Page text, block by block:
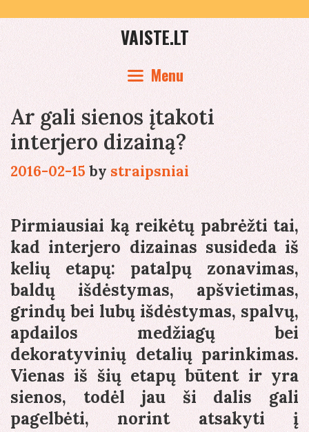
to
content
VAISTE.LT
Menu
Ar gali sienos įtakoti
interjero dizainą?
2016-02-15 by straipsniai
Pirmiausiai ką reikėtų pabrėžti tai,
kad interjero dizainas susideda iš
kelių etapų: patalpų zonavimas,
baldų išdėstymas, apšvietimas,
grindų bei lubų išdėstymas, spalvų,
apdailos medžiagų bei
dekoratyvinių detalių parinkimas.
Vienas iš šių etapų būtent ir yra
sienos, todėl jau ši dalis gali
pagelbėti, norint atsakyti į